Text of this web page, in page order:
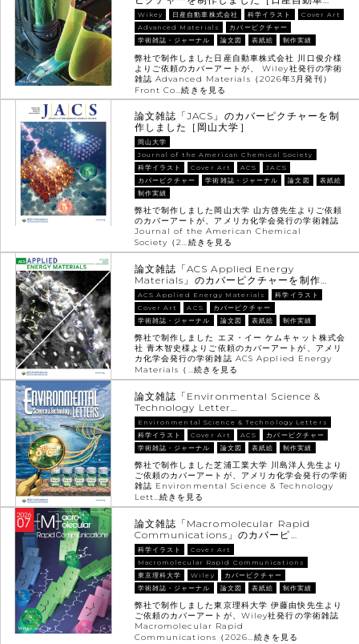
Wikey 日産自動車株式会社 科学イラスト
Cover Art
Advanced Materials
カバーピクチャー
学術雑誌・ジャーナル
論文図 表紙絵 制作実績
弊社で制作しました日産自動車株式会社 川口俊介様
よりご依頼のカバーアートが、 Wiley社発行の学術
雑誌 Advanced Materials（2026年3月発刊）
Front Co…続きを見る
論文雑誌「JACS」のカバーピクチャーを制
作しました［岡山大学］
岡山大学
Journal of the American Chemical Society
科学イラスト
Cover Art ACS
JACS
カバーピクチャー
学術雑誌・ジャーナル 論文図
表紙絵
制作実績
弊社で制作しました岡山大学 山方啓先生よりご依頼
のカバーアートが、アメリカ化学会発行の学術雑誌
Journal of the American Chemical
Society（2…続きを見る
論文雑誌「ACS Applied Energy
Materials」のカバーピクチャーを制作…
ACS Applied Energy Materials
科学イラスト
Cover Art
ACS
カバーピクチャー
学術雑誌・ジャーナル
論文図 表紙絵 制作実績
弊社で制作しました エヌ・イー ケムキャット株式会
社 青木智史様よりご依頼のカバーアートが、アメリ
カ化学会発行の学術雑誌 ACS Applied Energy
Materials（…続きを見る
論文雑誌「Environmental Science &
Technology Letter…
Environmental Science & Technology Letters
科学イラスト
Cover Art ACS
カバーピクチャー
学術雑誌・ジャーナル
論文図 表紙絵 制作実績
弊社で制作しました芝浦工業大学 川島洋人先生より
ご依頼のカバーアートが、アメリカ化学会発行の学術
雑誌 Environmental Science & Technology
Lett…続きを見る
論文雑誌「Macromolecular Rapid
Communications」のカバーピ…
科学イラスト
Cover Art
Macromolecular Rapid Communications
東京理科大学
Wiley
カバーピクチャー
学術雑誌・ジャーナル
論文図 表紙絵 制作実績
弊社で制作しました東京理科大学 伊藤由快先生より
ご依頼のカバーアートが、Wiley社発行の学術雑誌
Macromolecular Rapid
Communications（2026…続きを見る